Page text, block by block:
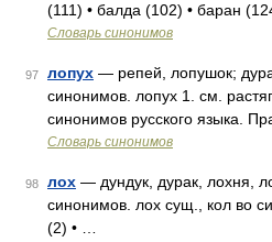
(111) • балда (102) • баран
Словарь синонимов
97 лопух — репей, лопушок;
синонимов. лопух 1. см.
синонимов русского языка.
Словарь синонимов
98 лох — дундук, дурак, лохня,
синонимов. лох сущ., кол во
(2) • …